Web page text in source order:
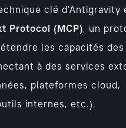
clé d'Antigravity
Protocol (MCP), un
les capacités des
à des services
plateformes cloud,
internes, etc.).